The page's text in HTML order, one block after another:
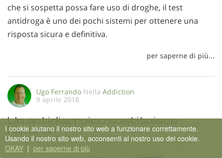
che si sospetta possa fare uso di droghe, il test
antidroga è uno dei pochi sistemi per ottenere una
risposta sicura e definitiva.
per saperne di più...
Ugo Ferrando Nella Addiction
9 aprile 2018
Un antidiarroico sostituisce
l’eroina
I cookie aiutano il nostro sito web a funzionare correttamente.
Usando il nostro sito web, acconsenti al nostro uso dei cookie.
OKAY | per saperne di più